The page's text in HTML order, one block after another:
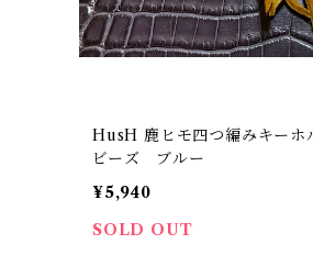
HusH 鹿ヒモ四つ編みキー
ビーズ ブルー
¥5,940
SOLD OUT